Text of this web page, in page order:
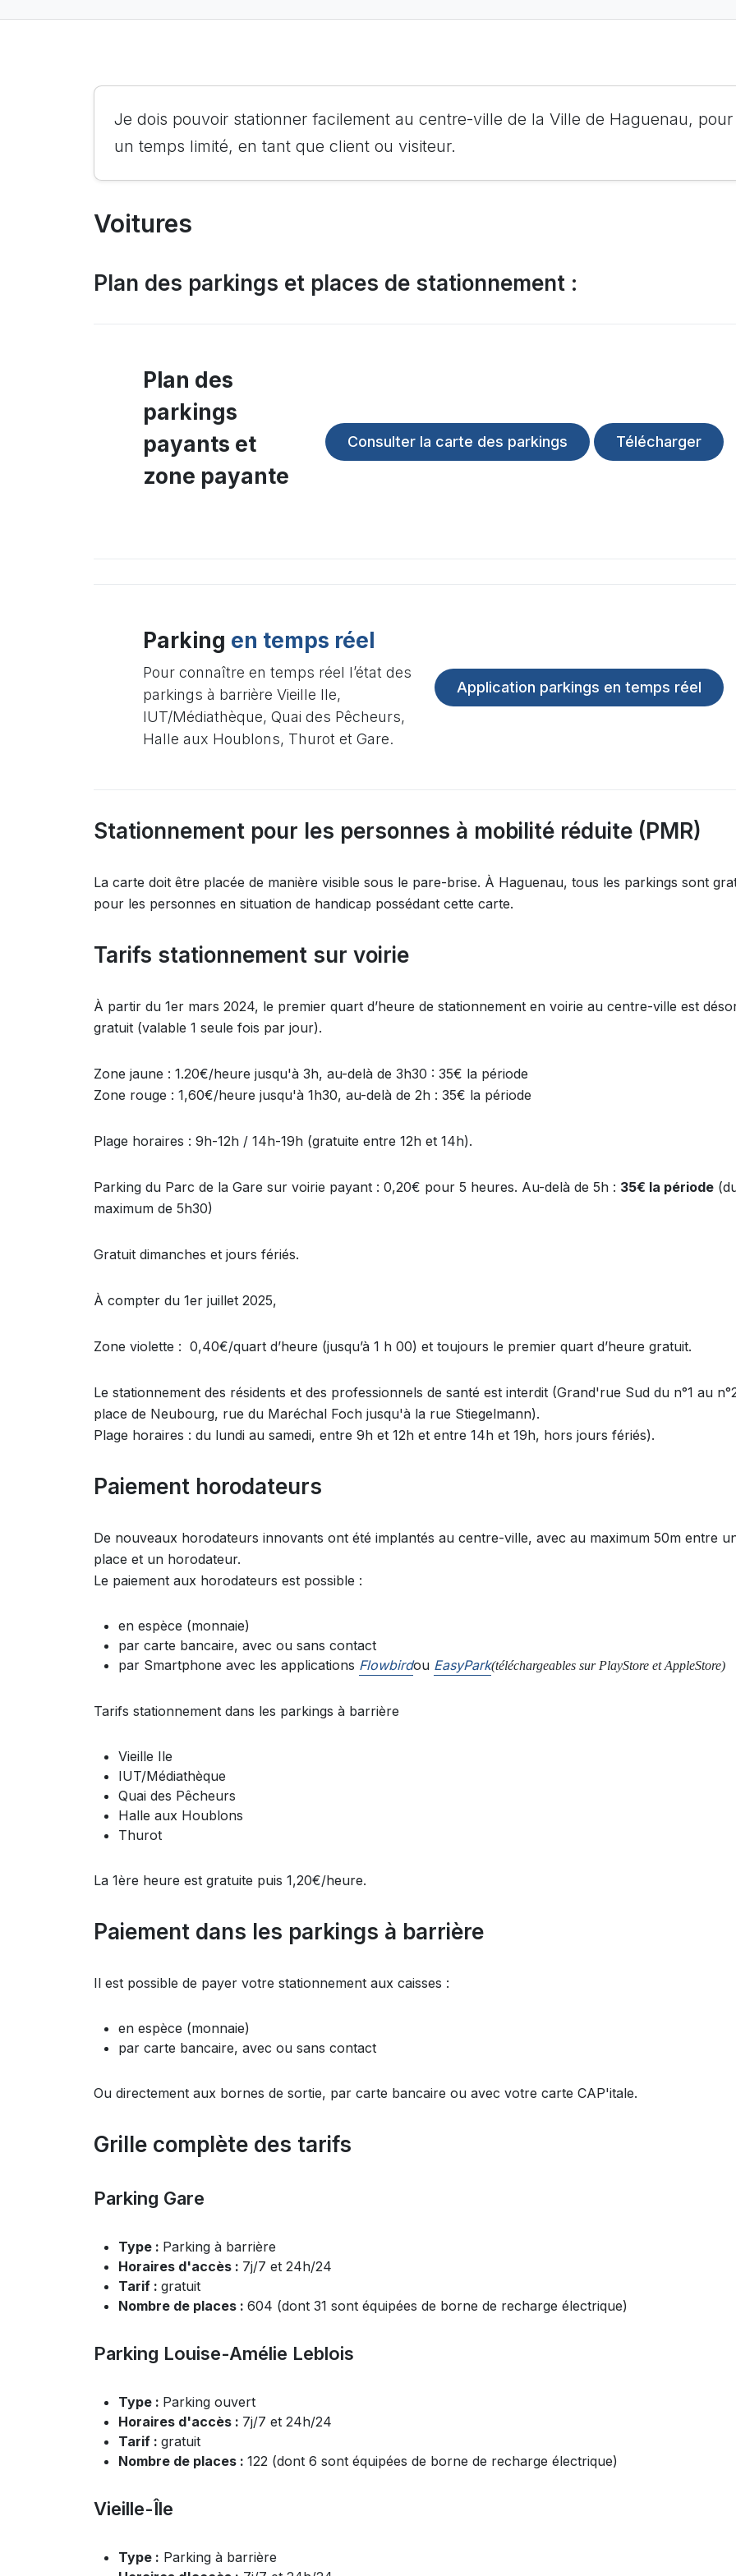
Je dois pouvoir stationner facilement au centre-ville de la Ville de Haguenau, pour
un temps limité, en tant que client ou visiteur.
Voitures
Plan des parkings et places de stationnement :
Plan des
parkings
payants et
zone payante
Consulter la carte des parkings Télécharger
Parking en temps réel
Pour connaître en temps réel l’état des
parkings à barrière Vieille Ile,
IUT/Médiathèque, Quai des Pêcheurs,
Halle aux Houblons, Thurot et Gare.
Application parkings en temps réel
Stationnement pour les personnes à mobilité réduite (PMR)
La carte doit être placée de manière visible sous le pare-brise. À Haguenau, tous les parkings sont
pour les personnes en situation de handicap possédant cette carte.
Tarifs stationnement sur voirie
À partir du 1er mars 2024, le premier quart d’heure de stationnement en voirie au centre-ville est
gratuit (valable 1 seule fois par jour).
Zone jaune : 1.20€/heure jusqu'à 3h, au-delà de 3h30 : 35€ la période
Zone rouge : 1,60€/heure jusqu'à 1h30, au-delà de 2h : 35€ la période
Plage horaires : 9h-12h / 14h-19h (gratuite entre 12h et 14h).
Parking du Parc de la Gare sur voirie payant : 0,20€ pour 5 heures. Au-delà de 5h : 35€ la période
maximum de 5h30)
Gratuit dimanches et jours fériés.
À compter du 1er juillet 2025,
Zone violette : 0,40€/quart d’heure (jusqu’à 1 h 00) et toujours le premier quart d’heure gratuit.
Le stationnement des résidents et des professionnels de santé est interdit (Grand'rue Sud du n°1 au
place de Neubourg, rue du Maréchal Foch jusqu'à la rue Stiegelmann).
Plage horaires : du lundi au samedi, entre 9h et 12h et entre 14h et 19h, hors jours fériés).
Paiement horodateurs
De nouveaux horodateurs innovants ont été implantés au centre-ville, avec au maximum 50m entre
place et un horodateur.
Le paiement aux horodateurs est possible :
en espèce (monnaie)
par carte bancaire, avec ou sans contact
par Smartphone avec les applications Flowbirdou EasyPark(téléchargeables sur PlayStore et AppleStore)
Tarifs stationnement dans les parkings à barrière
Vieille Ile
IUT/Médiathèque
Quai des Pêcheurs
Halle aux Houblons
Thurot
La 1ère heure est gratuite puis 1,20€/heure.
Paiement dans les parkings à barrière
Il est possible de payer votre stationnement aux caisses :
en espèce (monnaie)
par carte bancaire, avec ou sans contact
Ou directement aux bornes de sortie, par carte bancaire ou avec votre carte CAP'itale.
Grille complète des tarifs
Parking Gare
Type : Parking à barrière
Horaires d'accès : 7j/7 et 24h/24
Tarif : gratuit
Nombre de places : 604 (dont 31 sont équipées de borne de recharge électrique)
Parking Louise-Amélie Leblois
Type : Parking ouvert
Horaires d'accès : 7j/7 et 24h/24
Tarif : gratuit
Nombre de places : 122 (dont 6 sont équipées de borne de recharge électrique)
Vieille-Île
Type : Parking à barrière